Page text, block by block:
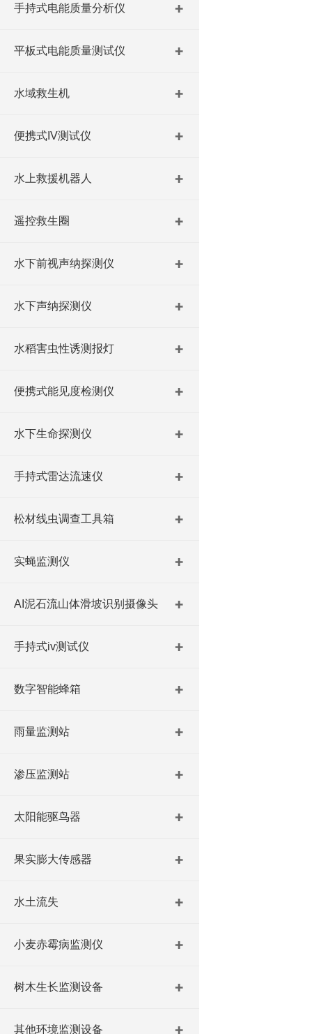
手持式电能质量分析仪
平板式电能质量测试仪
水域救生机
便携式IV测试仪
水上救援机器人
遥控救生圈
水下前视声纳探测仪
水下声纳探测仪
水稻害虫性诱测报灯
便携式能见度检测仪
水下生命探测仪
手持式雷达流速仪
松材线虫调查工具箱
实蝇监测仪
AI泥石流山体滑坡识别摄像头
手持式iv测试仪
数字智能蜂箱
雨量监测站
渗压监测站
太阳能驱鸟器
果实膨大传感器
水土流失
小麦赤霉病监测仪
树木生长监测设备
其他环境监测设备